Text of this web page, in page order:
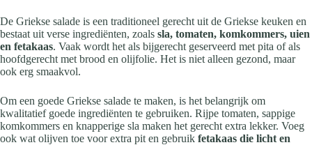
De Griekse salade is een traditioneel gerecht uit de Griekse keuken en
bestaat uit verse ingrediënten, zoals sla, tomaten, komkommers, uien
en fetakaas. Vaak wordt het als bijgerecht geserveerd met pita of als
hoofdgerecht met brood en olijfolie. Het is niet alleen gezond, maar
ook erg smaakvol.
Om een goede Griekse salade te maken, is het belangrijk om
kwalitatief goede ingrediënten te gebruiken. Rijpe tomaten, sappige
komkommers en knapperige sla maken het gerecht extra lekker. Voeg
ook wat olijven toe voor extra pit en gebruik fetakaas die licht en